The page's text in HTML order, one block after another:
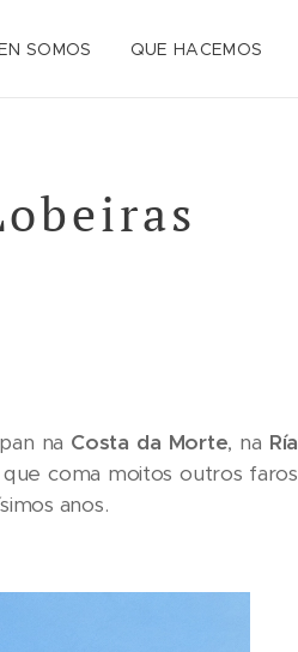
SOMOS QUE HACEMOS
na Costa da Morte, na Ría
que coma moitos outros faros
anos.